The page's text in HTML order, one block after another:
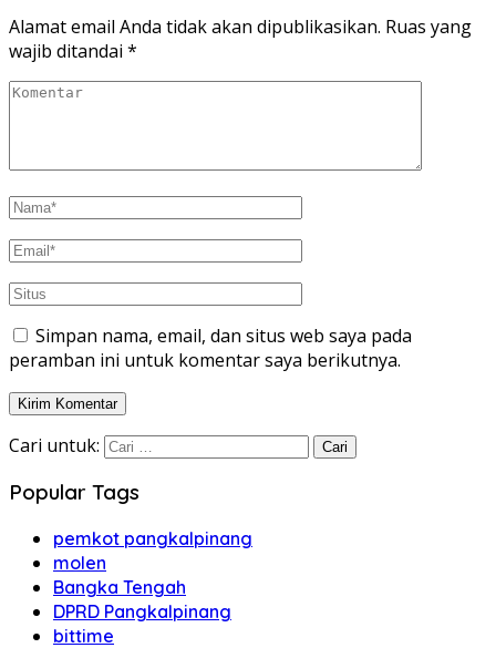
Alamat email Anda tidak akan dipublikasikan. Ruas yang
wajib ditandai *
Simpan nama, email, dan situs web saya pada
peramban ini untuk komentar saya berikutnya.
Cari untuk:
Popular Tags
pemkot pangkalpinang
molen
Bangka Tengah
DPRD Pangkalpinang
bittime